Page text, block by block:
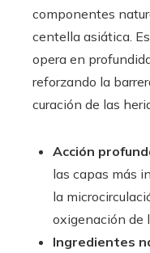
componentes
centella asiática.
opera en
reforzando la
curación de las
Acción
las capas más
la
oxigenación de
Ingredientes